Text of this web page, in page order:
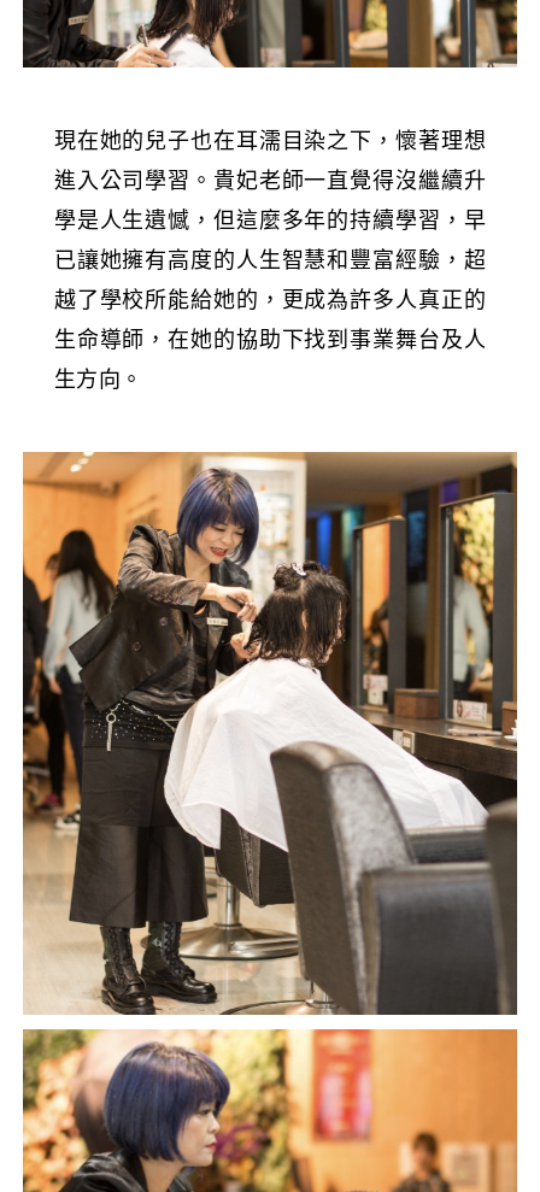
現在她的兒子也在耳濡目染之下，懷著理想
進入公司學習。貴妃老師一直覺得沒繼續升
學是人生遺憾，但這麼多年的持續學習，早
已讓她擁有高度的人生智慧和豐富經驗，超
越了學校所能給她的，更成為許多人真正的
生命導師，在她的協助下找到事業舞台及人
生方向。